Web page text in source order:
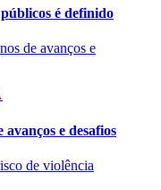
é definido
e desafios